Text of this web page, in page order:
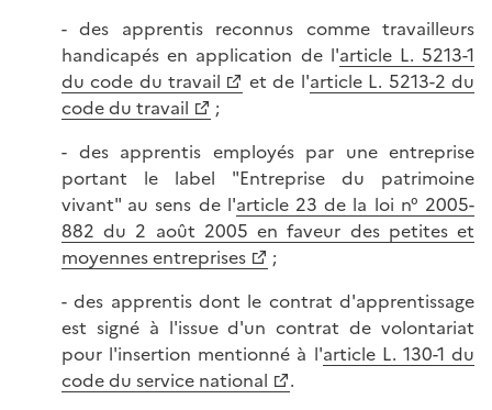
- des apprentis reconnus comme travailleurs
handicapés en application de l'article L. 5213-1
du code du travail
et de l'article L. 5213-2 du
code du travail
;
- des apprentis employés par une entreprise
portant le label "Entreprise du patrimoine
vivant" au sens de l'article 23 de la loi n° 2005-
882 du 2 août 2005 en faveur des petites et
moyennes entreprises
;
- des apprentis dont le contrat d'apprentissage
est signé à l'issue d'un contrat de volontariat
pour l'insertion mentionné à l'article L. 130-1 du
code du service national
.